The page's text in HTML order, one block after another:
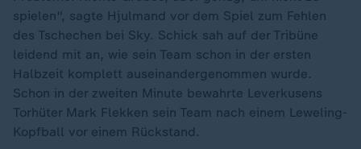
spielen", sagte Hjulmand vor dem Spiel zum Fehlen
des Tschechen bei Sky. Schick sah auf der Tribüne
leidend mit an, wie sein Team schon in der ersten
Halbzeit komplett auseinandergenommen wurde.
Schon in der zweiten Minute bewahrte Leverkusens
Torhüter Mark Flekken sein Team nach einem Leweling-
Kopfball vor einem Rückstand.